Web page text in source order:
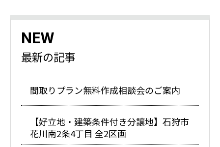
NEW
最新の記事
間取りプラン無料作成相談会のご案内
【好立地・建築条件付き分譲地】石狩市
花川南2条4丁目 全2区画